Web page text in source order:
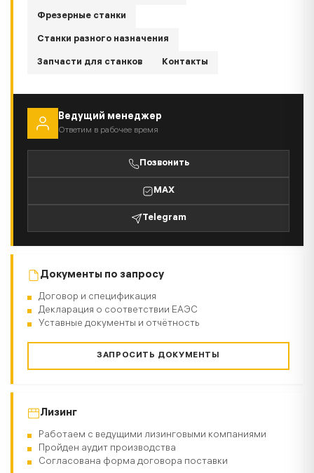
Фрезерные станки
Станки разного назначения
Запчасти для станков Контакты
Ведущий менеджер
Ответим в рабочее время
Позвонить
MAX
Telegram
Документы по запросу
Договор и спецификация
Декларация о соответствии ЕАЭС
Уставные документы и отчётность
ЗАПРОСИТЬ ДОКУМЕНТЫ
Лизинг
Работаем с ведущими лизинговыми компаниями
Пройден аудит производства
Согласована форма договора поставки